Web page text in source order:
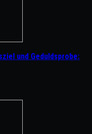
und Geduldsprobe: